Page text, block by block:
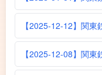
【2025-12-12】関東
【2025-12-08】関東